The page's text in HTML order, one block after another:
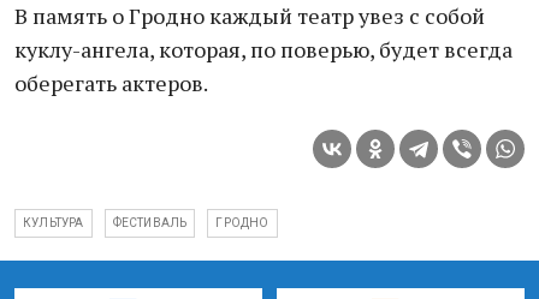
В память о Гродно каждый театр увез с собой
куклу-ангела, которая, по поверью, будет всегда
оберегать актеров.
КУЛЬТУРА ФЕСТИВАЛЬ ГРОДНО